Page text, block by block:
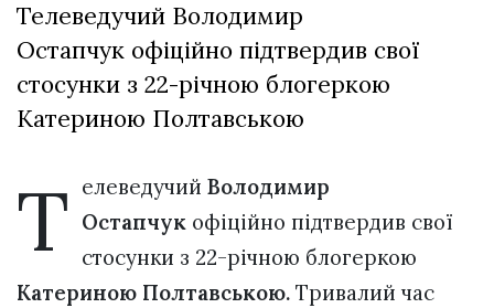
Лайф
Афіша
ZONE 18+
Політика конфіденційності
Телеведучий Володимир
Остапчук офіційно підтвердив свої
стосунки з 22-річною блогеркою
Катериною Полтавською
Т елеведучийВолодимир
Остапчук офіційно підтвердив свої
стосунки з 22-річною блогеркою
Катериною Полтавською. Тривалий час